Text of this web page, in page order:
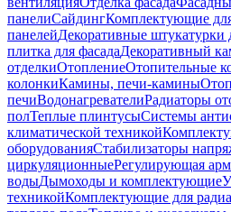
панелиСайдингКомплектующие
панелейДекоративные штукатурки
плитка для фасадаДекоративный
отделкиОтоплениеОтопительные
колонкиКамины, печи-камины
печиВодонагревателиРадиаторы
полТеплые плинтусыСистемы
климатической техникой
оборудованияСтабилизаторы
циркуляционныеРегулирующая
водыДымоходы и комплектующие
техникойКомплектующие для